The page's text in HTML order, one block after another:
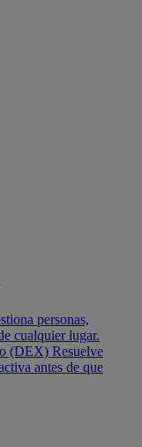
personas,
cualquier lugar.
(DEX) Resuelve
antes de que